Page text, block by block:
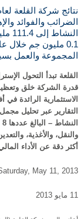
الضرائب والفوائد
المجموعة والعمل
القلعة تبدأ التحول
قدرة الشركة خلق
الاستثمارية الرائدة
التقارير عبر تحليل
والنقل، والأغذية،
أكثر دقة عن الأداء
May 11, 2013
11 مايو 2013